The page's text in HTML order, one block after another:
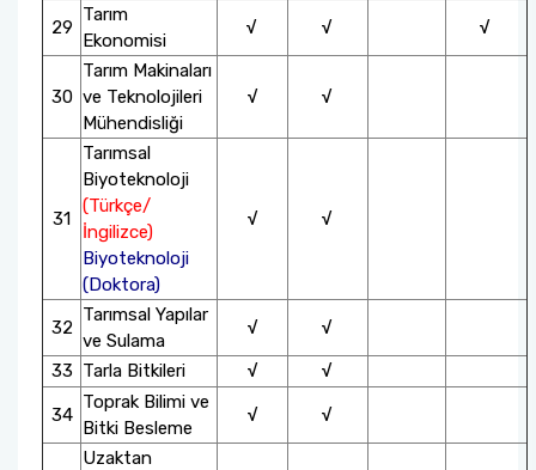
29
Tarım
Ekonomisi
√ √ √
30
Tarım Makinaları
ve Teknolojileri
Mühendisliği
√ √
31
Tarımsal
Biyoteknoloji
(Türkçe/
İngilizce)
Biyoteknoloji
(Doktora)
√ √
32
Tarımsal Yapılar
ve Sulama
√
√
33 Tarla Bitkileri √ √
34
Toprak Bilimi ve
Bitki Besleme
√ √
Uzaktan